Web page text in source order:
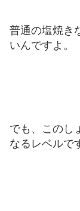
普通の塩焼き
いんですよ。
でも、このし
なるレベルで